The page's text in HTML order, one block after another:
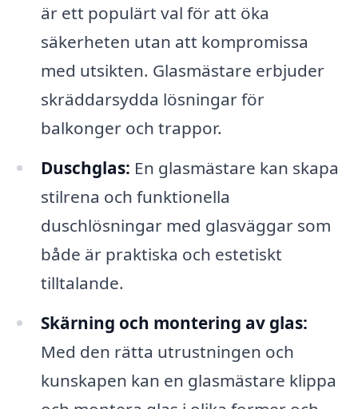
är ett populärt val för att öka
säkerheten utan att kompromissa
med utsikten. Glasmästare erbjuder
skräddarsydda lösningar för
balkonger och trappor.
Duschglas: En glasmästare kan skapa
stilrena och funktionella
duschlösningar med glasväggar som
både är praktiska och estetiskt
tilltalande.
Skärning och montering av glas:
Med den rätta utrustningen och
kunskapen kan en glasmästare klippa